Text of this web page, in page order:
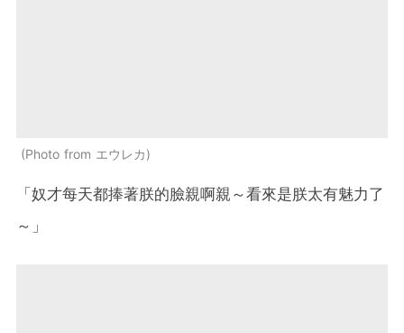
Photo from エウレカ
「奴才每天都捧著朕的臉親啊親～看來是朕太有魅力了
～」